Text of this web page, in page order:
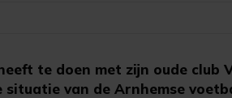
te doen met zijn oude club
van de Arnhemse